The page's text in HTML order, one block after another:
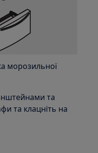
морозильної
та
та клацніть на